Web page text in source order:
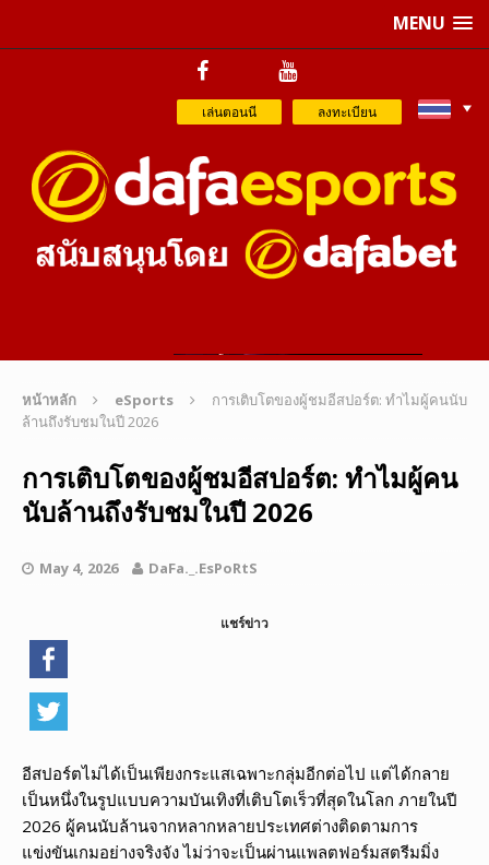
MENU
เล่นตอนนี ลงทะเบียน
หน้าหลัก eSports
การเติบโตของผู้ชมอีสปอร์ต: ทำไมผู้คนนับ
ล้านถึงรับชมในปี 2026
การเติบโตของผู้ชมอีสปอร์ต: ทำไมผู้คน
นับล้านถึงรับชมในปี 2026
May 4, 2026 DaFa._.EsPoRtS
แชร์ข่าว
อีสปอร์ตไม่ได้เป็นเพียงกระแสเฉพาะกลุ่มอีกต่อไป แต่ได้กลาย
เป็นหนึ่งในรูปแบบความบันเทิงที่เติบโตเร็วที่สุดในโลก ภายในปี
2026 ผู้คนนับล้านจากหลากหลายประเทศต่างติดตามการ
แข่งขันเกมอย่างจริงจัง ไม่ว่าจะเป็นผ่านแพลตฟอร์มสตรีมมิ่ง